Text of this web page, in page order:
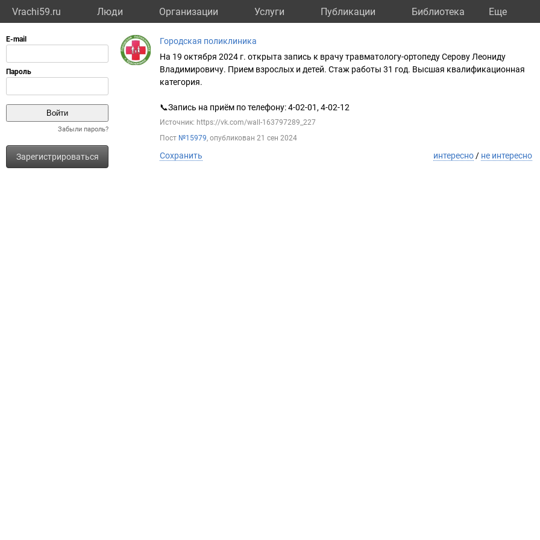
Vrachi59.ru Люди Организации Услуги Публикации Библиотека Eще
Забыли пароль?
Зарегистрироваться
Городская поликлиника
На 19 октября 2024 г. открыта запись к врачу травматологу-ортопеду Серову Леониду
Владимировичу. Прием взрослых и детей. Стаж работы 31 год. Высшая квалификационная
категория.
📞Запись на приём по телефону: 4-02-01, 4-02-12
Источник: https://vk.com/wall-163797289_227
Пост №15979, опубликован 21 сен 2024
Сохранить интересно / не интересно